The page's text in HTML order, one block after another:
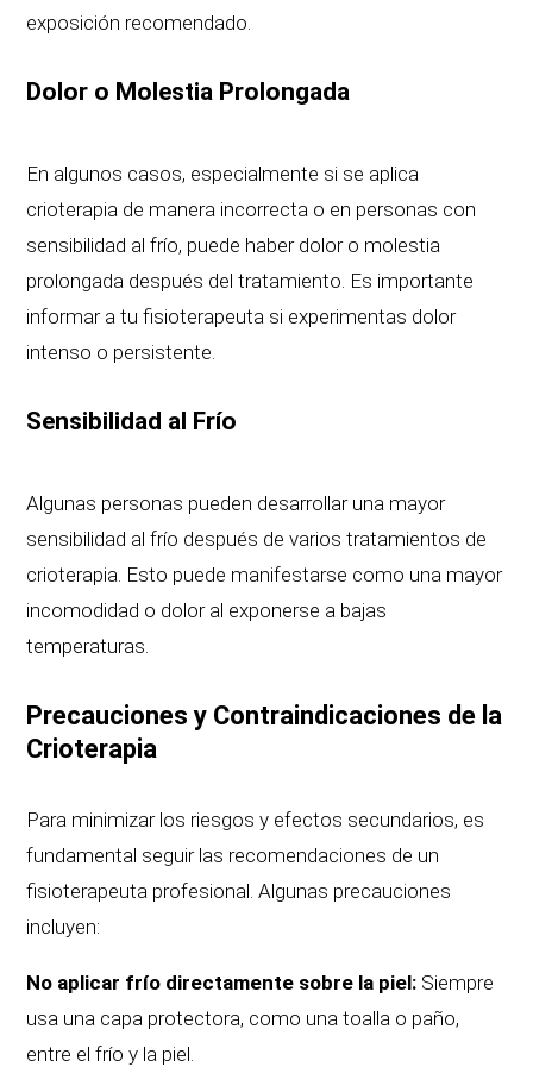
exposición recomendado.
Dolor o Molestia Prolongada
En algunos casos, especialmente si se aplica
crioterapia de manera incorrecta o en personas con
sensibilidad al frío, puede haber dolor o molestia
prolongada después del tratamiento. Es importante
informar a tu fisioterapeuta si experimentas dolor
intenso o persistente.
Sensibilidad al Frío
Algunas personas pueden desarrollar una mayor
sensibilidad al frío después de varios tratamientos de
crioterapia. Esto puede manifestarse como una mayor
incomodidad o dolor al exponerse a bajas
temperaturas.
Precauciones y Contraindicaciones de la
Crioterapia
Para minimizar los riesgos y efectos secundarios, es
fundamental seguir las recomendaciones de un
fisioterapeuta profesional. Algunas precauciones
incluyen:
No aplicar frío directamente sobre la piel: Siempre
usa una capa protectora, como una toalla o paño,
entre el frío y la piel.